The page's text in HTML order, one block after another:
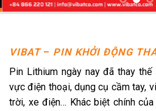
VIBAT– PIN KHỞI ĐỘNG
Pin Lithium ngày nay đã thay
vực điện thoại, dụng cụ cầm tay,
trời, xe điện… Khác biệt chính